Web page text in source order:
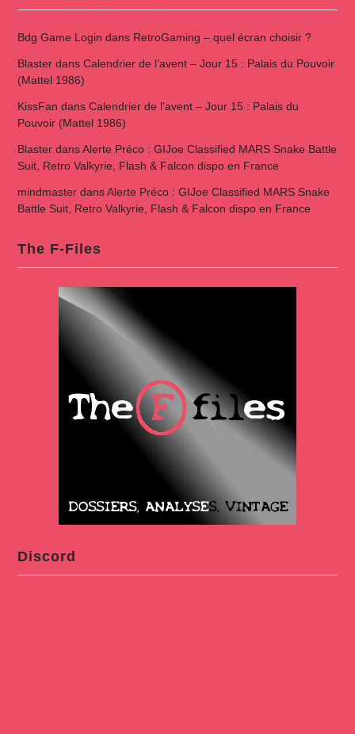
Bdg Game Login dans RetroGaming – quel écran choisir ?
Blasterdans Calendrier de l’avent – Jour 15 : Palais du Pouvoir
(Mattel 1986)
KissFan dans Calendrier de l’avent – Jour 15 : Palais du
Pouvoir (Mattel 1986)
BlasterdansAlerte Préco : GIJoe Classified MARS Snake Battle
Suit, Retro Valkyrie, Flash & Falcon dispo en France
mindmasterdansAlerte Préco : GIJoe Classified MARS Snake
Battle Suit, Retro Valkyrie, Flash & Falcon dispo en France
The F-Files
Discord